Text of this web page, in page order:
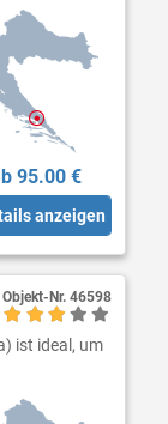
95.00 €
anzeigen
ist ideal, um
Objekt-Nr. 46598